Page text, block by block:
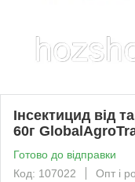
Інсектицид від
60г
Готово до відправки
Код: 107022
Опт і